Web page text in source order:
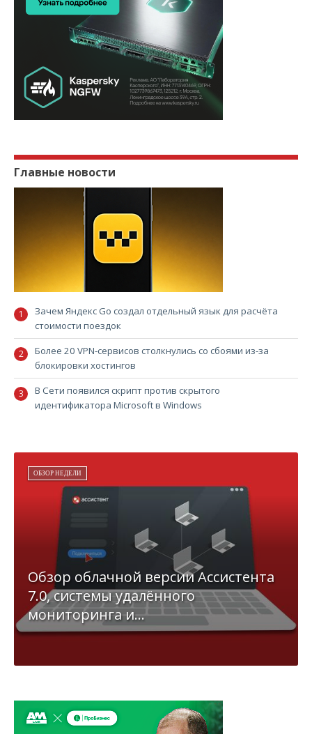
Главные новости
Зачем Яндекс Go создал отдельный язык для расчёта
стоимости поездок
Более 20 VPN-сервисов столкнулись со сбоями из-за
блокировки хостингов
В Сети появился скрипт против скрытого
идентификатора Microsoft в Windows
ОБЗОР НЕДЕЛИ
Обзор облачной версии Ассистента
7.0, системы удалённого
мониторинга и...